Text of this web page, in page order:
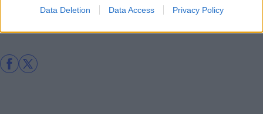
Data Deletion Data Access Privacy Policy